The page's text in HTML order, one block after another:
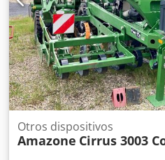
Otros dispositivos
Amazone Cirrus 3003